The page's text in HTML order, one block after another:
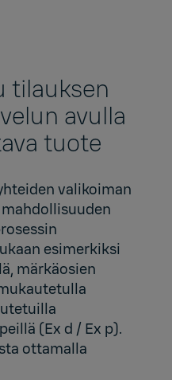
tilauksen
avulla
tuote
valikoiman
esimerkiksi
märkäosien
(Ex d / Ex p).
ottamalla